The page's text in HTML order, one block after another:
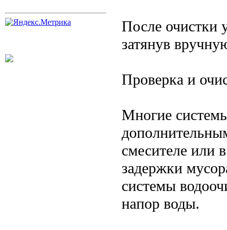
После очистки
затянув
Проверка и
Многие
смесителе или
задержки
системы
напор воды.